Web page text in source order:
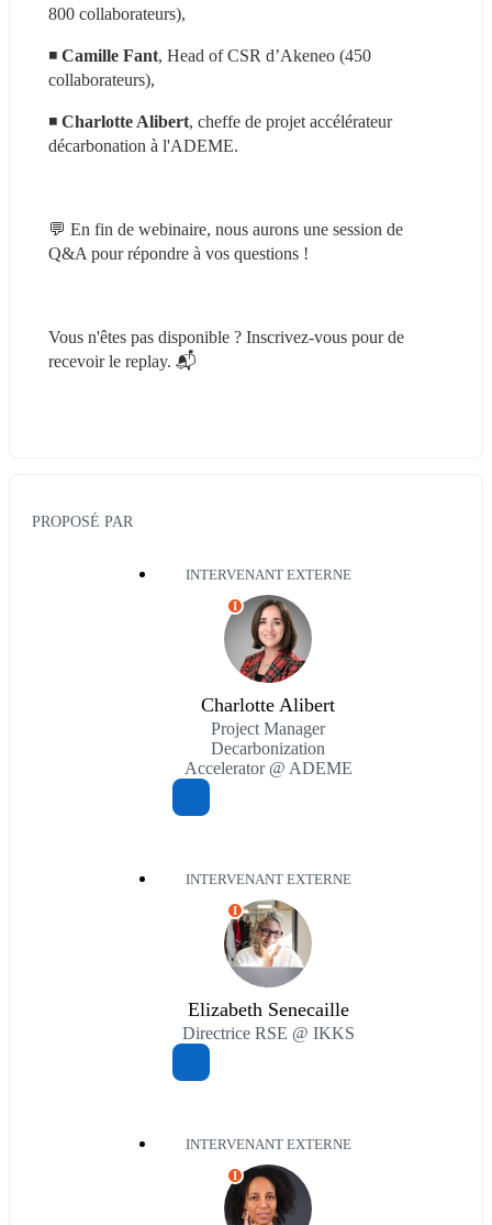
800 collaborateurs),
◾ Camille Fant, Head of CSR d’Akeneo (450
collaborateurs),
◾ Charlotte Alibert, cheffe de projet accélérateur
décarbonation à l'ADEME.
💬 En fin de webinaire, nous aurons une session de
Q&A pour répondre à vos questions !
Vous n'êtes pas disponible ? Inscrivez-vous pour de
recevoir le replay. 📬
PROPOSÉ PAR
INTERVENANT EXTERNE
I
Charlotte Alibert
Project Manager
Decarbonization
Accelerator @ ADEME
INTERVENANT EXTERNE
I
Elizabeth Senecaille
Directrice RSE @ IKKS
INTERVENANT EXTERNE
I